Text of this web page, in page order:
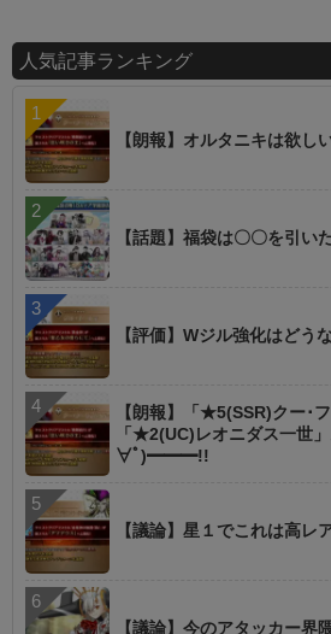
人気記事ランキング
【朗報】オルタニキは欲し
【話題】福袋は〇〇を引い
【評価】Wジル強化はどう
【朗報】「★5(SSR)クー･
「★2(UC)レオニダス一世
∀ﾟ)━━━!!
【議論】星１でこれは高レ
【議論】今のアタッカー界